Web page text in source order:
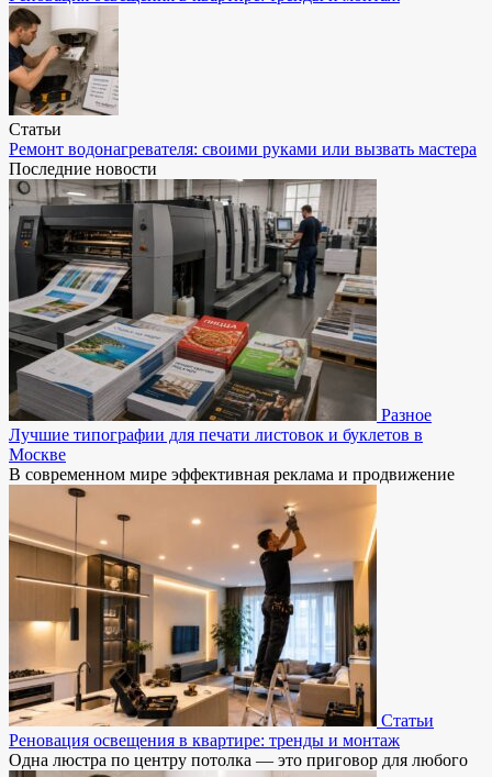
Статьи
Ремонт водонагревателя: своими руками или вызвать мастера
Последние новости
Разное
Лучшие типографии для печати листовок и буклетов в
Москве
В современном мире эффективная реклама и продвижение
Статьи
Реновация освещения в квартире: тренды и монтаж
Одна люстра по центру потолка — это приговор для любого